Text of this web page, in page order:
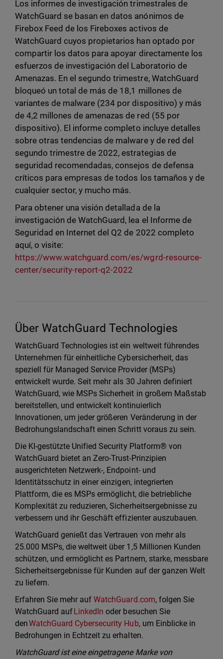
Los informes de investigación trimestrales de
WatchGuard se basan en datos anónimos de
Firebox Feed de los Fireboxes activos de
WatchGuard cuyos propietarios han optado por
compartir los datos para apoyar directamente los
esfuerzos de investigación del Laboratorio de
Amenazas. En el segundo trimestre, WatchGuard
bloqueó un total de más de 18,1 millones de
variantes de malware (234 por dispositivo) y más
de 4,2 millones de amenazas de red (55 por
dispositivo). El informe completo incluye detalles
sobre otras tendencias de malware y de red del
segundo trimestre de 2022, estrategias de
seguridad recomendadas, consejos de defensa
críticos para empresas de todos los tamaños y de
cualquier sector, y mucho más.
Para obtener una visión detallada de la
investigación de WatchGuard, lea el Informe de
Seguridad en Internet del Q2 de 2022 completo
aquí, o visite:
https://www.watchguard.com/es/wgrd-resource-
center/security-report-q2-2022
Über WatchGuard Technologies
WatchGuard Technologies ist ein weltweit führendes
Unternehmen für einheitliche Cybersicherheit, das
speziell für Managed Service Provider (MSPs)
entwickelt wurde. Seit mehr als 30 Jahren definiert
WatchGuard, wie MSPs Sicherheit in großem Maßstab
bereitstellen, und entwickelt kontinuierlich
Innovationen, um jeder größeren Veränderung in der
Bedrohungslandschaft einen Schritt voraus zu sein.
Die KI-gestützte Unified Security Platform® von
WatchGuard bietet an Zero-Trust-Prinzipien
ausgerichteten Netzwerk-, Endpoint- und
Identitätsschutz in einer einzigen, integrierten
Plattform, die es MSPs ermöglicht, die betriebliche
Komplexität zu reduzieren, Sicherheitsergebnisse zu
verbessern und ihr Geschäft effizienter auszubauen.
WatchGuard genießt das Vertrauen von mehr als
25.000 MSPs, die weltweit über 1,5 Millionen Kunden
schützen, und ermöglicht es Partnern, starke, messbare
Sicherheitsergebnisse für Kunden auf der ganzen Welt
zu liefern.
Erfahren Sie mehr aufWatchGuard.com, folgen Sie
WatchGuard auf LinkedIn oder besuchen Sie
denWatchGuard Cybersecurity Hub, um Einblicke in
Bedrohungen in Echtzeit zu erhalten.
WatchGuard ist eine eingetragene Marke von